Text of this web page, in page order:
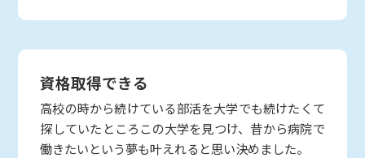
資格取得できる
高校の時から続けている部活を大学でも続けたくて
探していたところこの大学を見つけ、昔から病院で
働きたいという夢も叶えれると思い決めました。